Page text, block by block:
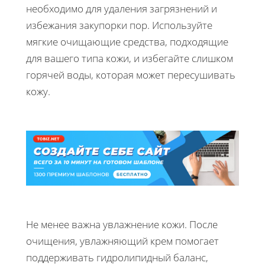
необходимо для удаления загрязнений и
избежания закупорки пор. Используйте
мягкие очищающие средства, подходящие
для вашего типа кожи, и избегайте слишком
горячей воды, которая может пересушивать
кожу.
Не менее важна увлажнение кожи. После
очищения, увлажняющий крем помогает
поддерживать гидролипидный баланс,